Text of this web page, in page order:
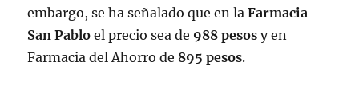
embargo, se ha señalado que en laFarmacia
San Pablo el precio sea de 988 pesos y en
Farmacia del Ahorro de 895 pesos.